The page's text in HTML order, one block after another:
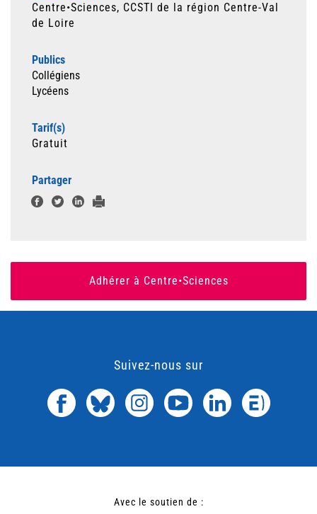
Centre•Sciences, CCSTI de la région Centre-Val
de Loire
Publics
Collégiens
Lycéens
Tarif(s)
Gratuit
Partager
Adhérer à Centre•Sciences
Suivez-nous sur
Avec le soutien de :